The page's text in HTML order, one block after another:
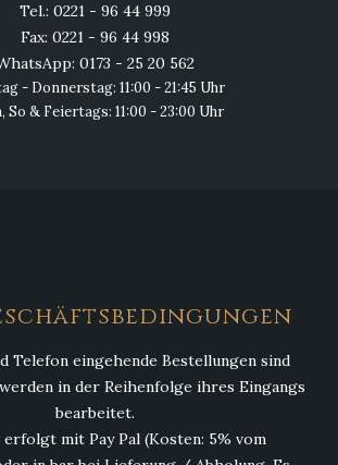
Tel.: 0221 - 96 44 999
Fax: 0221 - 96 44 998
0173 - 25 20 562
- Donnerstag: 11:00 - 21:45 Uhr
So & Feiertags: 11:00 - 23:00 Uhr
Telefon eingehende Bestellungen sind
in der Reihenfolge ihres Eingangs
bearbeitet.
erfolgt mit Pay Pal (Kosten: 5% vom